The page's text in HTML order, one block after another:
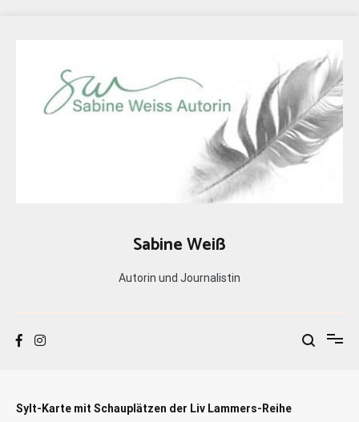
Sabine Weiß
Autorin und Journalistin
Sylt-Karte mit Schauplätzen der Liv Lammers-Reihe